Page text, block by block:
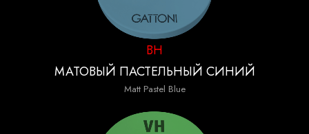
BH
МАТОВЫЙ ПАСТЕЛЬНЫЙ СИНИЙ
Matt Pastel Blue